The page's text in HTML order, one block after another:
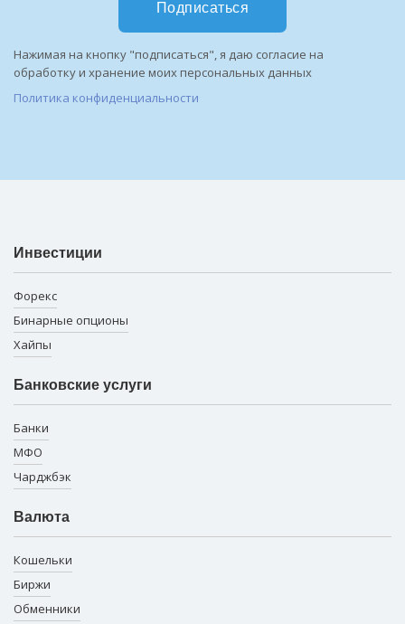
Подписаться
Нажимая на кнопку "подписаться", я даю согласие на
обработку и хранение моих персональных данных
Политика конфиденциальности
Инвестиции
Форекс
Бинарные опционы
Хайпы
Банковские услуги
Банки
МФО
Чарджбэк
Валюта
Кошельки
Биржи
Обменники